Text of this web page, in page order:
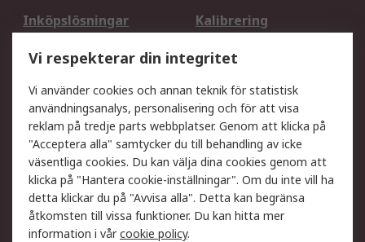
Inköpslösningar
Kalibrering
DesignSpark
Teknisk Support
Ditt lokala säljteam
Exportlösningar
Support
Få hjälp
Retur av varor
Leverans
Spåra din order
Begär en fakturakopi
Fördelar med RS-konto
Betalningsalternativ
Vi respekterar din integritet
Vi använder cookies och annan teknik för statistisk
användningsanalys, personalisering och för att visa
reklam på tredje parts webbplatser. Genom att klicka på
"Acceptera alla" samtycker du till behandling av icke
väsentliga cookies. Du kan välja dina cookies genom att
klicka på "Hantera cookie-inställningar". Om du inte vill ha
detta klickar du på "Avvisa alla". Detta kan begränsa
åtkomsten till vissa funktioner. Du kan hitta mer
information i vårcookie policy.